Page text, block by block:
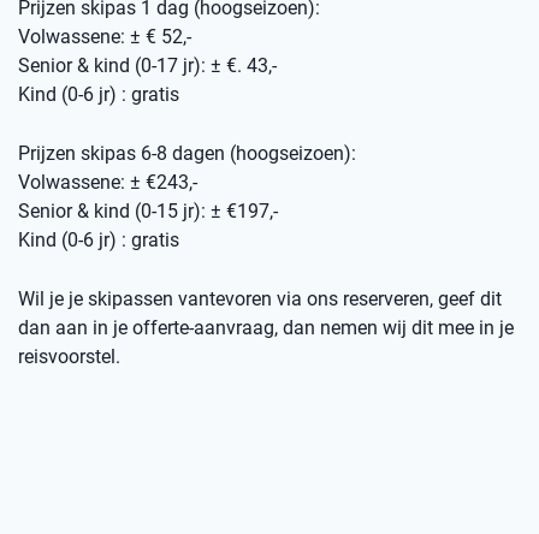
Prijzen skipas 1 dag (hoogseizoen):
Volwassene: ± € 52,-
Senior & kind (0-17 jr): ± €. 43,-
Kind (0-6 jr) : gratis
Prijzen skipas 6-8 dagen (hoogseizoen):
Volwassene: ± €243,-
Senior & kind (0-15 jr): ± €197,-
Kind (0-6 jr) : gratis
Wil je je skipassen vantevoren via ons reserveren, geef dit
dan aan in je offerte-aanvraag, dan nemen wij dit mee in je
reisvoorstel.